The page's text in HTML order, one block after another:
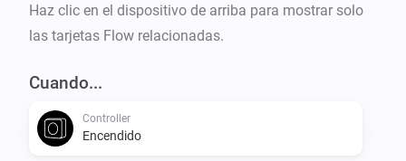
Haz clic en el dispositivo de arriba para mostrar solo
las tarjetas Flow relacionadas.
Cuando...
Controller
Encendido